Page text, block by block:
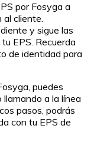
por Fosyga a
cliente.
y sigue las
EPS. Recuerda
de identidad para
puedes
a la línea
pasos, podrás
con tu EPS de